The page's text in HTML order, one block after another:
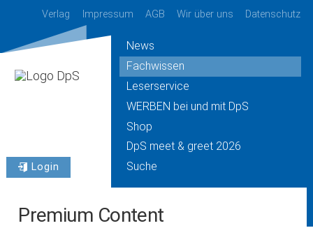
Verlag Impressum AGB Wir über uns Datenschutz
Login
News
Fachwissen
Leserservice
WERBEN bei und mit DpS
Shop
DpS meet & greet 2026
Suche
Premium Content